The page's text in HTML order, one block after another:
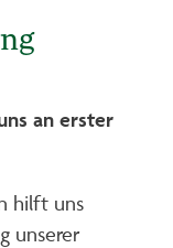
an erster
hilft uns
unserer